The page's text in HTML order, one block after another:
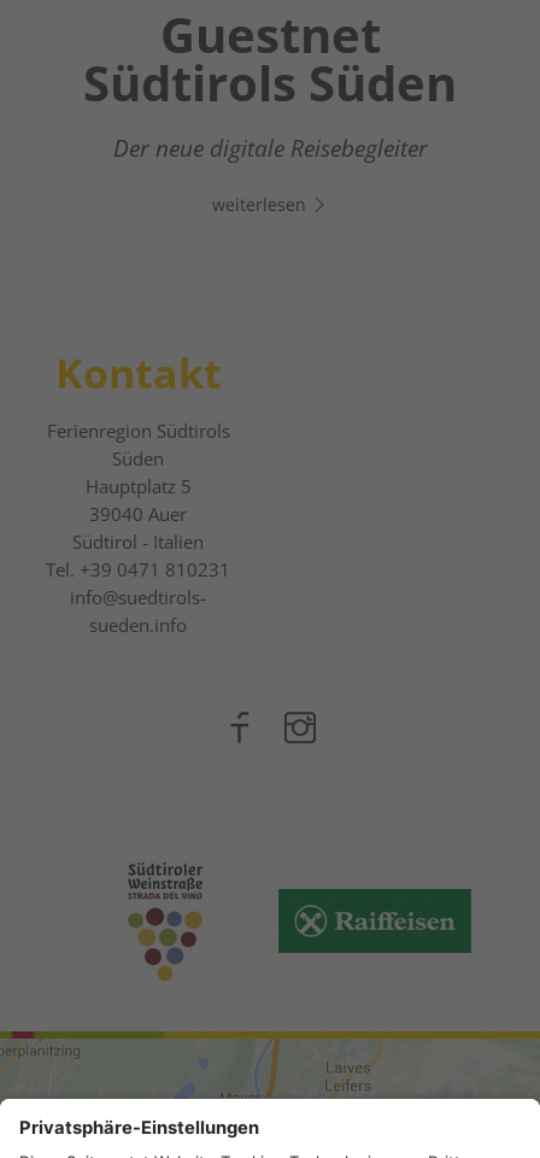
Chatbot OTTO
Dein digitaler Assistent in Südtirols Süden -
Klicke auf den Link, öffne Whats App und
chatte direkt los!
Guestnet
Südtirols Süden
Der neue digitale Reisebegleiter
weiterlesen
Kontakt
Ferienregion Südtirols
Süden
Hauptplatz 5
39040 Auer
Südtirol - Italien
Tel. +39 0471 810231
info@suedtirols-
sueden.info
ANREISE